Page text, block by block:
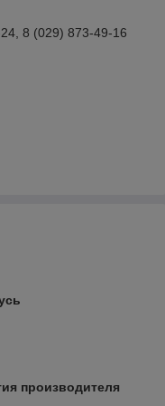
8 (029) 873-49-16
производителя